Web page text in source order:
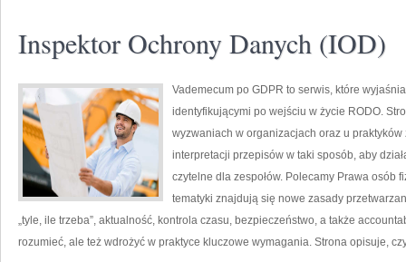
Inspektor Ochrony Danych (IOD)
Vademecum po GDPR to serwis, które
identyfikującymi po wejściu w życie RODO.
wyzwaniach w organizacjach oraz u
interpretacji przepisów w taki sposób, aby
czytelne dla zespołów. Polecamy Prawa osób
tematyki znajdują się nowe zasady
„tyle, ile trzeba”, aktualność, kontrola czasu, bezpieczeństwo, a także
rozumieć, ale też wdrożyć w praktyce kluczowe wymagania. Strona opisuje,